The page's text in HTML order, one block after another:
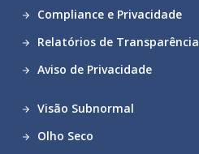
Compliance e Privacidade
Relatórios de Transparência
Aviso de Privacidade
Visão Subnormal
Olho Seco